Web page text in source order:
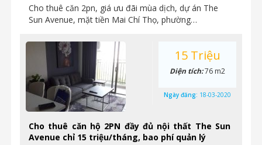
Cho thuê căn 2pn, giá ưu đãi mùa dịch, dự án The
Sun Avenue, mặt tiền Mai Chí Thọ, phường…
Cho thuê căn hộ 2PN đầy đủ nội thất The Sun
Avenue chỉ 15 triệu/tháng, bao phí quản lý
15 Triệu
Diện tích:76 m2
Ngày đăng: 18-03-2020